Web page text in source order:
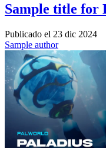
Sample title for
Publicado el 23 dic 2024
Sample author